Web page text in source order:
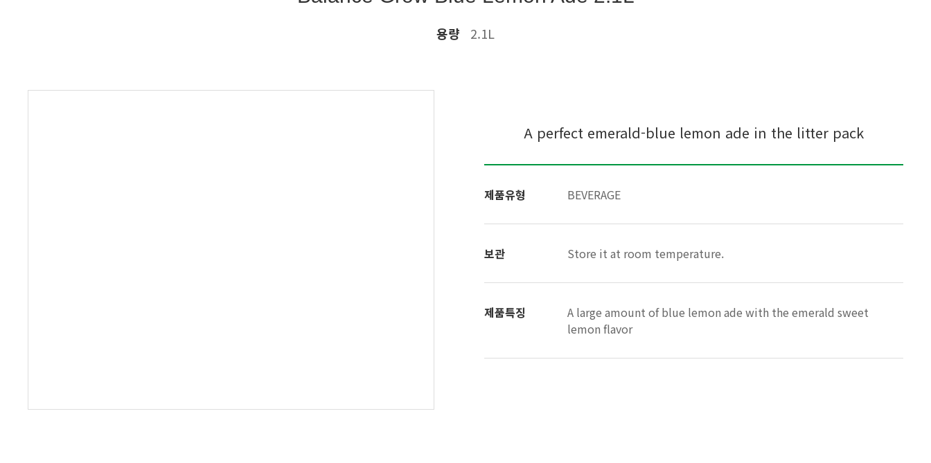
용량 2.1L
A perfect emerald-blue lemon ade in the litter pack
제품유형 BEVERAGE
보관 Store it at room temperature.
제품특징
A large amount of blue lemon ade with the emerald sweet
lemon flavor